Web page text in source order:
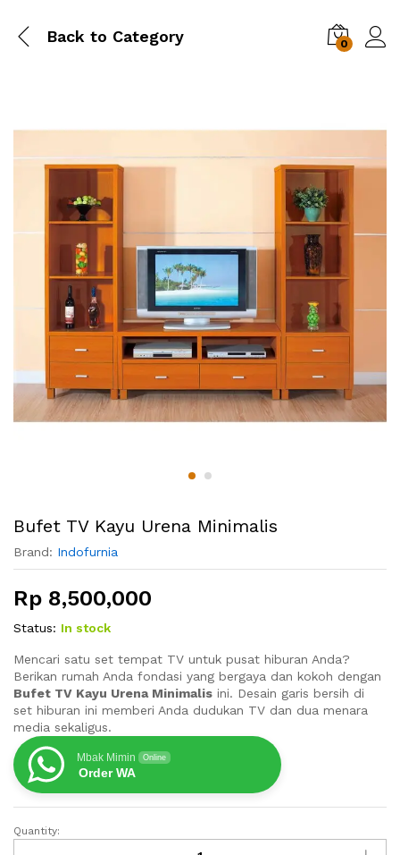
Back to Category 0
Bufet TV Kayu Urena Minimalis
Brand: Indofurnia
Rp 8,500,000
Status: In stock
Mencari satu set tempat TV untuk pusat hiburan Anda?
Berikan rumah Anda fondasi yang bergaya dan kokoh dengan
Bufet TV Kayu Urena Minimalis ini. Desain garis bersih di
set hiburan ini memberi Anda dudukan TV dan dua menara
media sekaligus.
Mbak Mimin Online
Order WA
Bufet
Quantity: